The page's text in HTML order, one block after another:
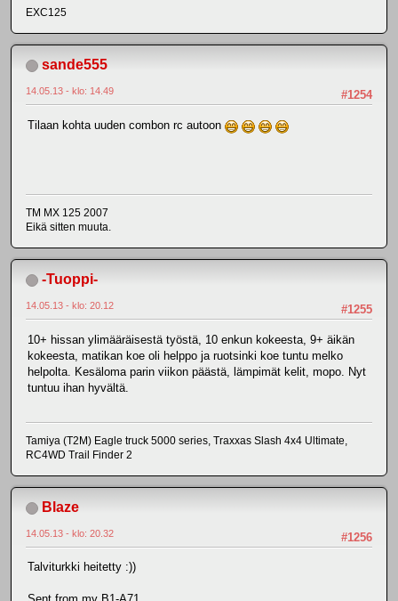
EXC125
sande555
#1254
14.05.13 - klo: 14.49
Tilaan kohta uuden combon rc autoon
TM MX 125 2007
Eikä sitten muuta.
-Tuoppi-
#1255
14.05.13 - klo: 20.12
10+ hissan ylimääräisestä työstä, 10 enkun kokeesta, 9+ äikän
kokeesta, matikan koe oli helppo ja ruotsinki koe tuntu melko
helpolta. Kesäloma parin viikon päästä, lämpimät kelit, mopo. Nyt
tuntuu ihan hyvältä.
Tamiya (T2M) Eagle truck 5000 series, Traxxas Slash 4x4 Ultimate,
RC4WD Trail Finder 2
Blaze
#1256
14.05.13 - klo: 20.32
Talviturkki heitetty :))